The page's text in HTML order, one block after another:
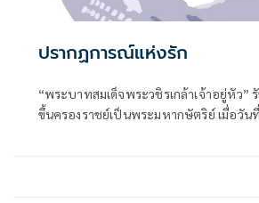
ปรากฏการณ์แห่งรัก
“พระบาทสมเด็จพระวชิรเกล้าเจ้าอยู่หัว” รัชก
ขึ้นครองราชย์เป็นพระมหากษัตริย์ เมื่อวั